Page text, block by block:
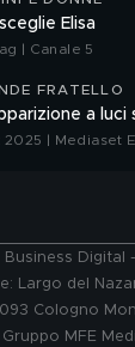
Elisa
| Canale 5
FRATELLO
a luci
2025 | Mediaset
Digital -
Largo del
Cologno
MFE